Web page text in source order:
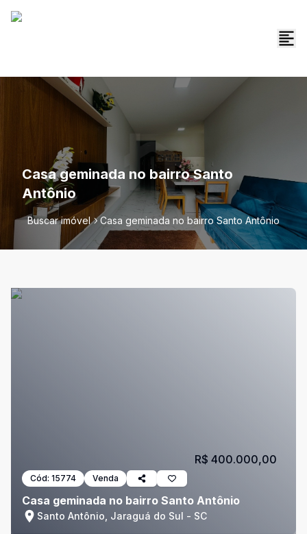
Casa geminada no bairro Santo
Antônio
Buscar imóvel Casa geminada no bairro Santo Antônio
Cód: 15774 Venda
Casa geminada no bairro Santo Antônio
Santo Antônio, Jaraguá do Sul - SC
R$ 400.000,00